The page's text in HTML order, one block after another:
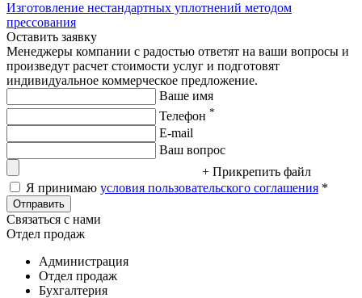
Изготовление нестандартных уплотнений методом
прессования
Оставить заявку
Менеджеры компании с радостью ответят на ваши вопросы и
произведут расчет стоимости услуг и подготовят
индивидуальное коммерческое предложение.
Ваше имя
Телефон *
E-mail
Ваш вопрос
+ Прикрепить файл
Я принимаю условия пользовательского соглашения *
Отправить
Связаться с нами
Отдел продаж
Администрация
Отдел продаж
Бухгалтерия